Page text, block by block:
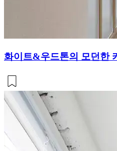
화이트&우드톤의 모던한